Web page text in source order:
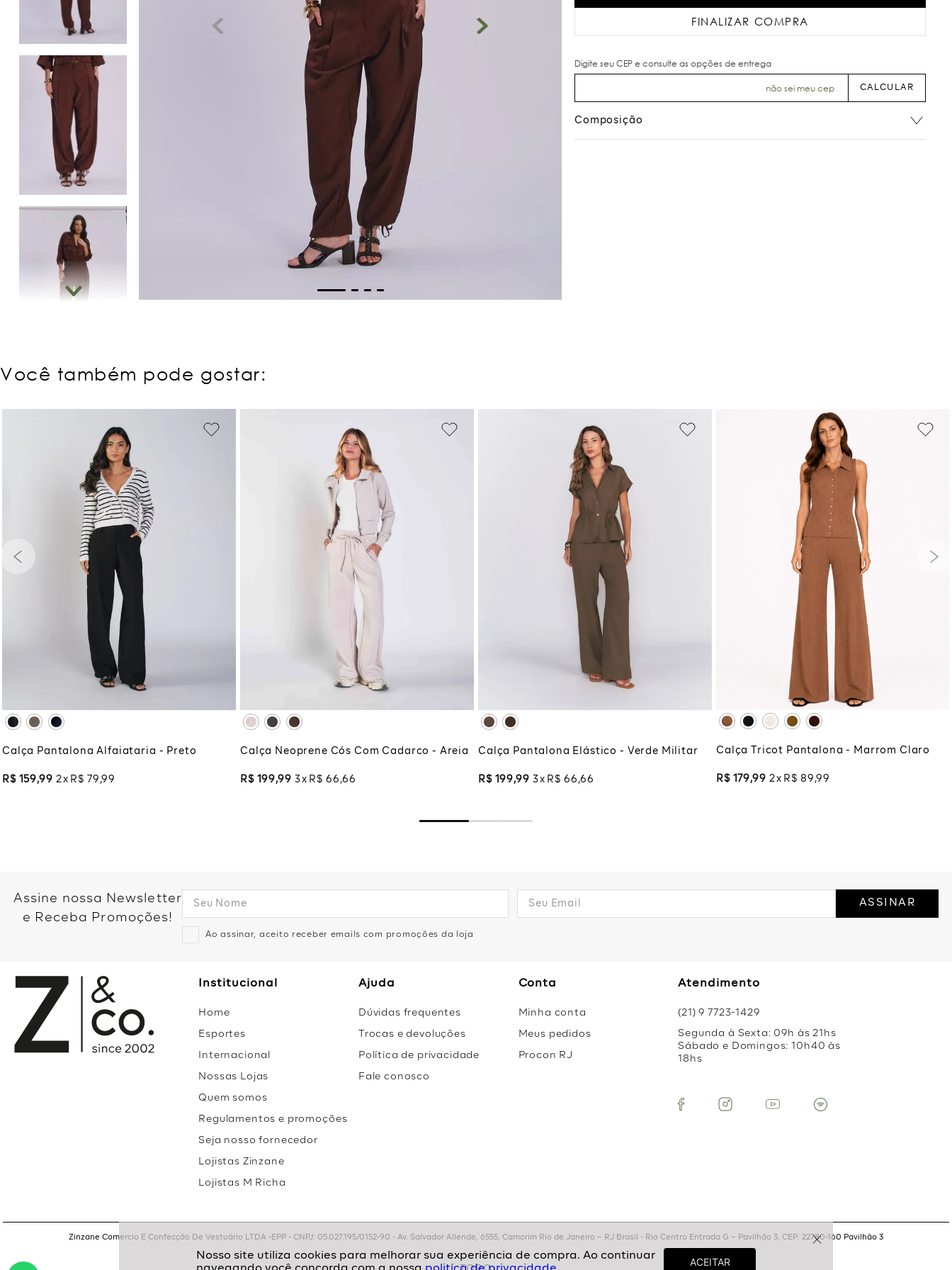
FINALIZAR COMPRA
não sei meu cep
Composição
Você também pode gostar:
M
ADICIONAR À SACOLA
Calça Pantalona Alfaiataria - Preto
R$ 159,99 2 R$ 79 ,99
M
ADICIONAR À SACOLA
Calça Neoprene Cós Com Cadarco - Areia
R$ 199,99 3 R$ 66 ,66
ADICIONAR À SACOLA
Calça Pantalona Elástico - Verde Militar
R$ 199,99 3 R$ 66 ,66
G
M
XGG
ADICIONAR À SACOLA
Calça Tricot Pantalona - Marrom Claro
R$ 179,99 2 R$ 89 ,99
Assine nossa Newsletter
e Receba Promoções!
Ao assinar, aceito receber emails com promoções da loja
ASSINAR
Institucional
Home
Esportes
Internacional
Nossas Lojas
Quem somos
Regulamentos e promoções
Seja nosso fornecedor
Lojistas Zinzane
Lojistas M Richa
Ajuda
Dúvidas frequentes
Trocas e devoluções
Política de privacidade
Fale conosco
Conta
Minha conta
Meus pedidos
Procon RJ
Atendimento
(21) 9 7723-1429
Segunda à Sexta: 09h às 21hs
Sábado e Domingos: 10h40 às
18hs
Zinzane Comercio E Confecção De Vestuário LTDA -EPP - CNPJ: 05.027.195/0152-90 - Av. Salvador Allende, 6555, Camorim Rio de Janeiro – RJ Brasil - Rio Centro Entrada G – Pavilhão 3, CEP: 22780-160 Pavilhão 3